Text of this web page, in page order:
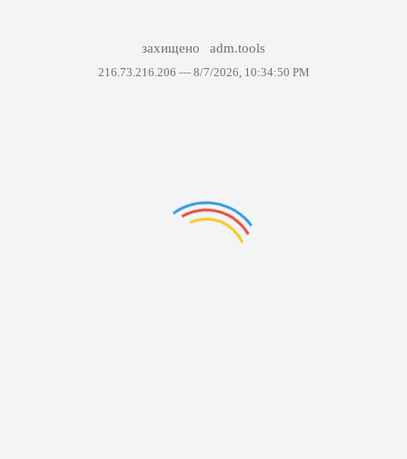
захищено adm.tools
216.73.216.206 — 8/7/2026, 10:34:50 PM